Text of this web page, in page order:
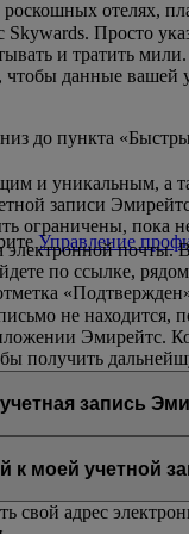
отелях,
Просто
и тратить
данные вашей
до пункта
Управление
и уникальным, а
записи
ограничены, пока
почты.
по ссылке,
не находится,
Эмирейтс.
получить
текущий адрес. Но
запись
почты уже
с намидля
к моей учетной
свой адрес